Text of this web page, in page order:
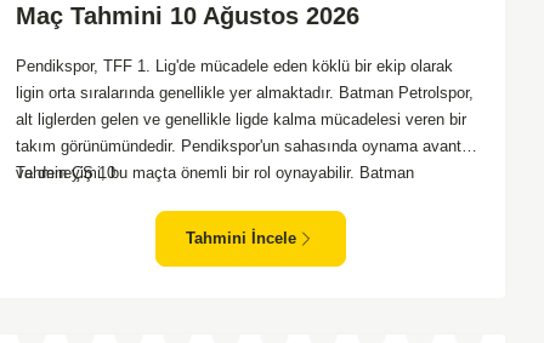
Maç Tahmini 10 Ağustos 2026
Pendikspor, TFF 1. Lig'de mücadele eden köklü bir ekip olarak
ligin orta sıralarında genellikle yer almaktadır. Batman Petrolspor,
alt liglerden gelen ve genellikle ligde kalma mücadelesi veren bir
takım görünümündedir. Pendikspor'un sahasında oynama avantajı
ve deneyimi, bu maçta önemli bir rol oynayabilir. Batman
dikkat çekiyor. Bu bağlamda, Pendikspor'un maçın kontrolünü
elinde tutma olasılığı daha yüksek. Takımların mevcut form
Tahmin ÇŞ 10
Tahmini İncele